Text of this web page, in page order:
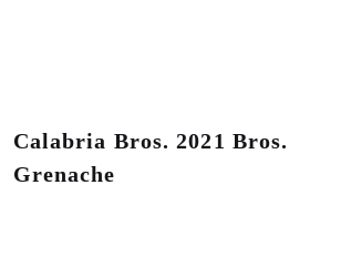
Calabria Bros. 2021 Bros.
Grenache